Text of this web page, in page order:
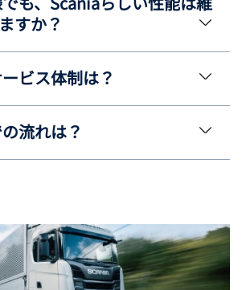
すか？
ビス体制は？
流れは？